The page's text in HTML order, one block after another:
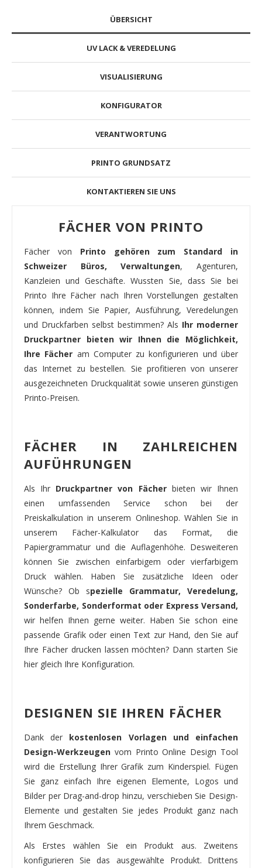
ÜBERSICHT
UV LACK & VEREDELUNG
VISUALISIERUNG
KONFIGURATOR
VERANTWORTUNG
PRINTO GRUNDSATZ
KONTAKTIEREN SIE UNS
FÄCHER VON PRINTO
Fächer von Printo gehören zum Standard in
Schweizer Büros, Verwaltungen, Agenturen,
Kanzleien und Geschäfte. Wussten Sie, dass Sie bei
Printo Ihre Fächer nach Ihren Vorstellungen gestalten
können, indem Sie Papier, Ausführung, Veredelungen
und Druckfarben selbst bestimmen? Als Ihr moderner
Druckpartner bieten wir Ihnen die Möglichkeit,
Ihre Fächer am Computer zu konfigurieren und über
das Internet zu bestellen. Sie profitieren von unserer
ausgezeichneten Druckqualität sowie unseren günstigen
Printo-Preisen.
FÄCHER IN ZAHLREICHEN
AUFÜHRUNGEN
Als Ihr Druckpartner von Fächer bieten wir Ihnen
einen umfassenden Service schon bei der
Preiskalkulation in unserem Onlineshop. Wählen Sie in
unserem Fächer-Kalkulator das Format, die
Papiergrammatur und die Auflagenhöhe. Desweiteren
können Sie zwischen einfarbigem oder vierfarbigem
Druck wählen. Haben Sie zusätzliche Ideen oder
Wünsche? Ob spezielle Grammatur, Veredelung,
Sonderfarbe, Sonderformat oder Express Versand,
wir helfen Ihnen gerne weiter. Haben Sie schon eine
passende Grafik oder einen Text zur Hand, den Sie auf
Ihre Fächer drucken lassen möchten? Dann starten Sie
hier gleich Ihre Konfiguration.
DESIGNEN SIE IHREN FÄCHER
Dank der kostenlosen Vorlagen und einfachen
Design-Werkzeugen vom Printo Online Design Tool
wird die Erstellung Ihrer Grafik zum Kinderspiel. Fügen
Sie ganz einfach Ihre eigenen Elemente, Logos und
Bilder per Drag-and-drop hinzu, verschieben Sie Design-
Elemente und gestalten Sie jedes Produkt ganz nach
Ihrem Geschmack.
Als Erstes wählen Sie ein Produkt aus. Zweitens
konfigurieren Sie das ausgewählte Produkt. Drittens